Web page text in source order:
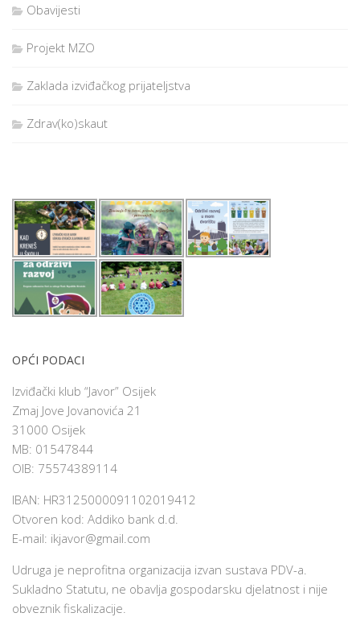
Obavijesti
Projekt MZO
Zaklada izviđačkog prijateljstva
Zdrav(ko)skaut
OPĆI PODACI
Izviđački klub “Javor” Osijek
Zmaj Jove Jovanovića 21
31000 Osijek
MB: 01547844
OIB: 75574389114
IBAN: HR3125000091102019412
Otvoren kod: Addiko bank d.d.
E-mail: ikjavor@gmail.com
Udruga je neprofitna organizacija izvan sustava PDV-a.
Sukladno Statutu, ne obavlja gospodarsku djelatnost i nije
obveznik fiskalizacije.